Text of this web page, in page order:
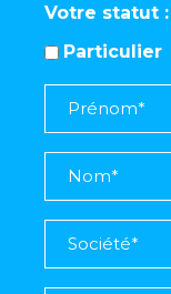
Votre statut
Particulier